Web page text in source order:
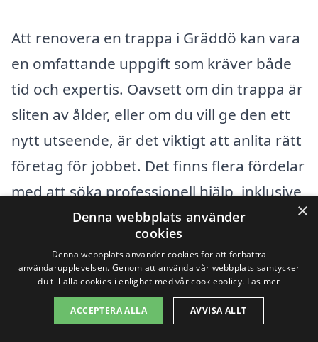
Att renovera en trappa i Gräddö kan vara
en omfattande uppgift som kräver både
tid och expertis. Oavsett om din trappa är
sliten av ålder, eller om du vill ge den ett
nytt utseende, är det viktigt att anlita rätt
företag för jobbet. Det finns flera fördelar
med att söka professionell hjälp, inklusive
att få tillgång till erfarenhet,
kvalitetsmaterial och ett slutresultat som
du kan vara stolt över. Använd gärna vår
plattform för att enkelt få flera offerter
som hjälper dig att jämföra priser och
×
Denna webbplats använder
cookies
Denna webbplats använder cookies för att förbättra
användarupplevelsen. Genom att använda vår webbplats samtycker
du till alla cookies i enlighet med vår cookiepolicy. Läs mer
ACCEPTERA ALLA AVVISA ALLT